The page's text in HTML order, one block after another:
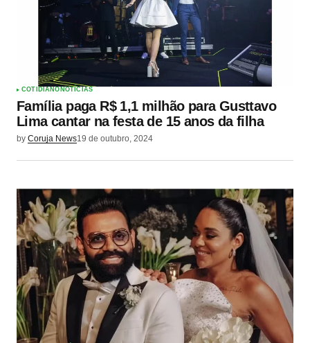
COTIDIANO NOTÍCIAS
Família paga R$ 1,1 milhão para Gusttavo
Lima cantar na festa de 15 anos da filha
by Coruja News19 de outubro, 2024